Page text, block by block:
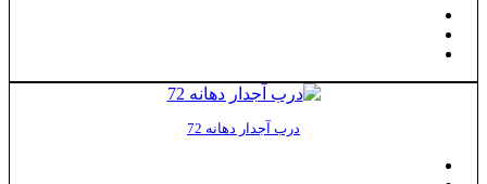
درب آجدار دهانه 72